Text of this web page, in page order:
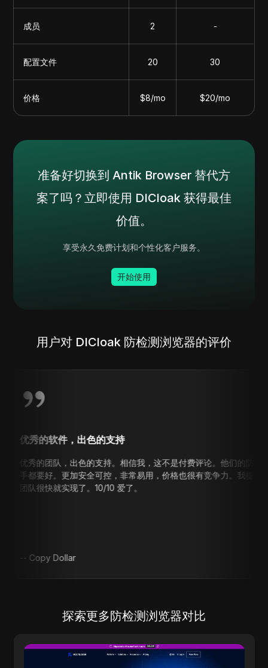
成员 2 -
配置文件 20 30
价格 $8/mo $20/mo
准备好切换到 Antik Browser 替代方
案了吗？立即使用 DICloak 获得最佳
价值。
享受永久免费计划和个性化客户服务。
开始使用
用户对 DICloak 防检测浏览器的评价
软件，出色的支持
队，出色的支持。相信我，这不是付费评论。他们的防检测软件比目
。更加安全可控，非常易用，价格也很有竞争力。我提出了一个需求
就实现了。10/10 爱了。
Dollar
探索更多防检测浏览器对比